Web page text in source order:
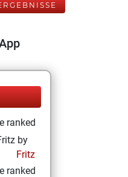
ranked
by
Fritz
ranked